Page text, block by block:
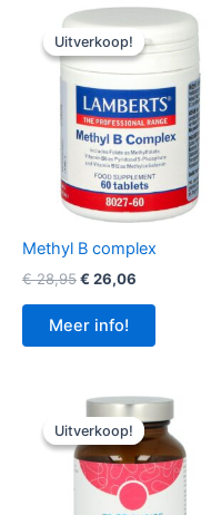
Uitverkoop!
Uitverkoop!
Methyl B complex
€28,95Oorspronkelijke
was:
€ 28,95.
€ 26,06
Meer info!
Uitverkoop!
Uitverkoop!